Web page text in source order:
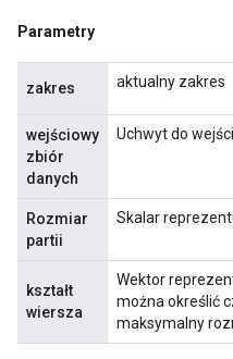
Parametry
zakres aktualny zakres
wejściowy
zbiór
danych
Uchwyt do
Rozmiar
partii
Skalar
kształt
wiersza
Wektor
można określić
maksymalny